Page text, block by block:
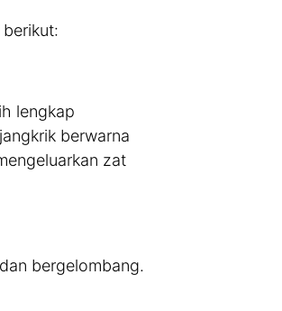
lengkap
berwarna
zat
bergelombang.